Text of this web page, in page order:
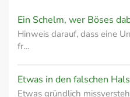
Ein Schelm, wer Böses
Hinweis darauf, dass eine
fr…
Etwas in den falschen
Etwas gründlich